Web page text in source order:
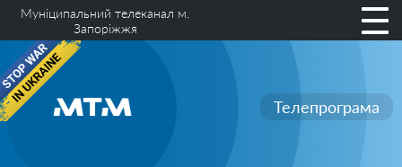
Муніципальний телеканал м.
Запоріжжя
Телепрограма